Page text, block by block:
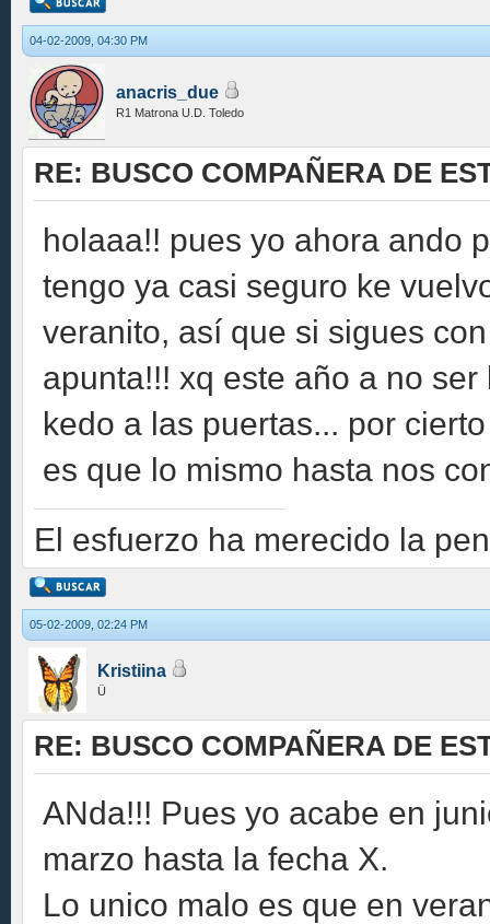
04-02-2009, 04:30 PM
anacris_due
R1 Matrona U.D. Toledo
RE: BUSCO COMPAÑERA DE
holaaa!! pues yo ahora ando
tengo ya casi seguro ke
veranito, así que si sigues
apunta!!! xq este año a no
kedo a las puertas... por
es que lo mismo hasta nos
El esfuerzo ha merecido la
05-02-2009, 02:24 PM
Kristiina
Ü
RE: BUSCO COMPAÑERA DE
ANda!!! Pues yo acabe en
marzo hasta la fecha X.
Lo unico malo es que en